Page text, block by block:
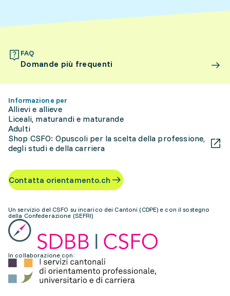
FAQ
Domande più frequenti
Informazione per
Allievi e allieve
Liceali, maturandi e maturande
Adulti
Shop CSFO: Opuscoli per la scelta della professione,
degli studi e della carriera
Contatta orientamento.ch
Un servizio del CSFO su incarico dei Cantoni (CDPE) e con il sostegno
della Confederazione (SEFRI)
In collaborazione con: